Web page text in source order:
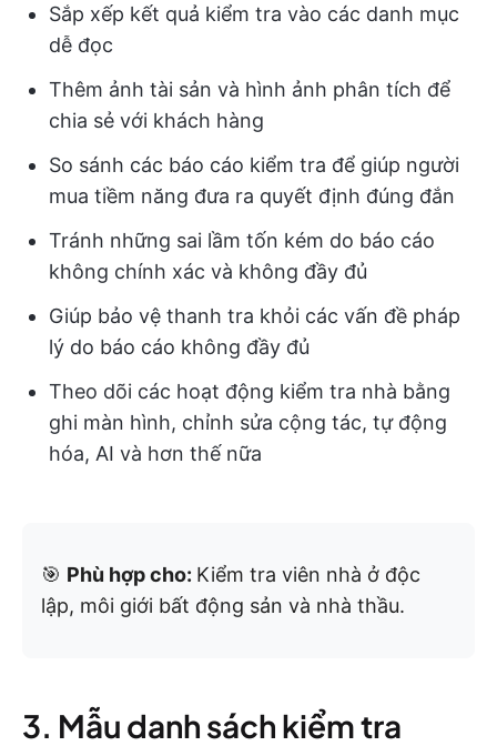
Sắp xếp kết quả kiểm tra vào các danh mục
dễ đọc
Thêm ảnh tài sản và hình ảnh phân tích để
chia sẻ với khách hàng
So sánh các báo cáo kiểm tra để giúp người
mua tiềm năng đưa ra quyết định đúng đắn
Tránh những sai lầm tốn kém do báo cáo
không chính xác và không đầy đủ
Giúp bảo vệ thanh tra khỏi các vấn đề pháp
lý do báo cáo không đầy đủ
Theo dõi các hoạt động kiểm tra nhà bằng
ghi màn hình, chỉnh sửa cộng tác, tự động
hóa, AI và hơn thế nữa
🎯 Phù hợp cho: Kiểm tra viên nhà ở độc
lập, môi giới bất động sản và nhà thầu.
3. Mẫu danh sách kiểm tra